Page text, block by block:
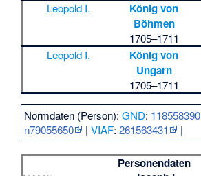
Leopold I.
König von
Böhmen
1705–1711
Leopold I.
König von
Ungarn
1705–1711
Normdaten (Person):GND: 118558390
n79055650
|VIAF:261563431 |
Personendaten